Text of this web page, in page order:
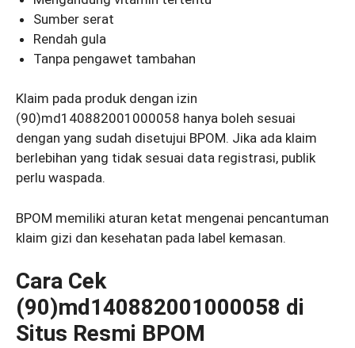
Sumber serat
Rendah gula
Tanpa pengawet tambahan
Klaim pada produk dengan izin
(90)md140882001000058 hanya boleh sesuai
dengan yang sudah disetujui BPOM. Jika ada klaim
berlebihan yang tidak sesuai data registrasi, publik
perlu waspada.
BPOM memiliki aturan ketat mengenai pencantuman
klaim gizi dan kesehatan pada label kemasan.
Cara Cek
(90)md140882001000058 di
Situs Resmi BPOM